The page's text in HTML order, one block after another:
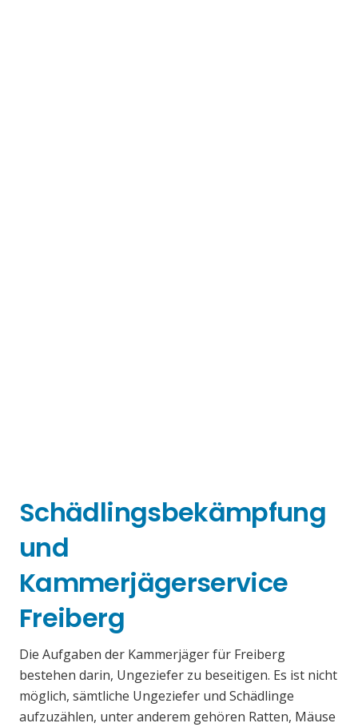
Schädlingsbekämpfung
und
Kammerjägerservice
Freiberg
Die Aufgaben der Kammerjäger für Freiberg
bestehen darin, Ungeziefer zu beseitigen. Es ist nicht
möglich, sämtliche Ungeziefer und Schädlinge
aufzuzählen, unter anderem gehören Ratten, Mäuse